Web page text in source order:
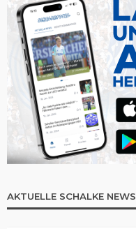
AKTUELLE SCHALKE NEWS